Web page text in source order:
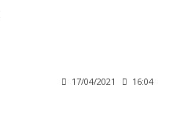
17/04/2021 16:04